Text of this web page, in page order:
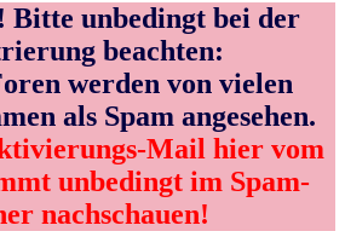
Bitte unbedingt bei der
beachten:
werden von vielen
als Spam angesehen.
Mail hier vom
unbedingt im Spam-
nachschauen!